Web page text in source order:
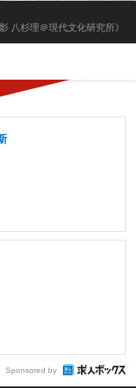
八杉理＠現代文化研究所》
Sponsored by